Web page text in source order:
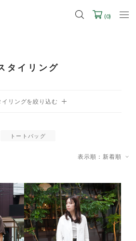
用ランドセル受注会スケジュール
(0)
タイリング
トートバッグ
表示順：新着順